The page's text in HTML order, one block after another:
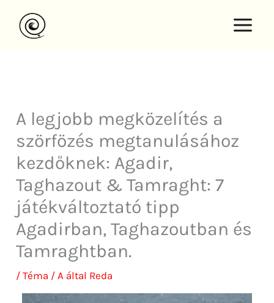
tartalomra
A legjobb megközelítés a
szörfözés megtanulásához
kezdőknek: Agadir,
Taghazout & Tamraght: 7
játékváltoztató tipp
Agadirban, Taghazoutban és
Tamraghtban.
/Téma / A által Reda